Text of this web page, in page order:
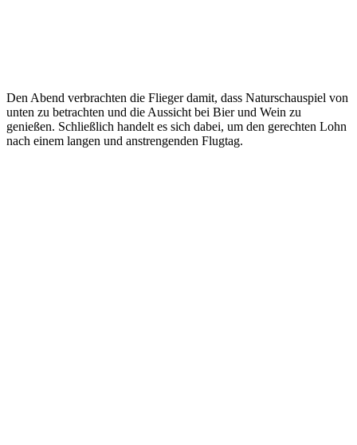
Den Abend verbrachten die Flieger damit, dass Naturschauspiel von
unten zu betrachten und die Aussicht bei Bier und Wein zu
genießen. Schließlich handelt es sich dabei, um den gerechten Lohn
nach einem langen und anstrengenden Flugtag.